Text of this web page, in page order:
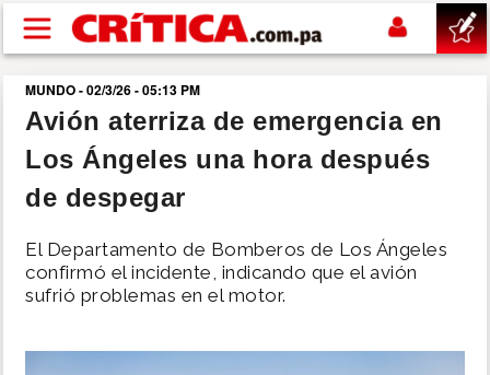
Pasar al contenido principal
buscar
SUCESOS
POLÍTICA
MUNDO - 02/3/26 - 05:13 PM
Avión aterriza de emergencia en
Los Ángeles una hora después
de despegar
El Departamento de Bomberos de Los Ángeles
confirmó el incidente, indicando que el avión
sufrió problemas en el motor.